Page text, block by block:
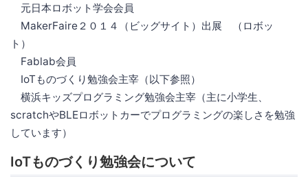
元日本ロボット学会会員
MakerFaire２０１４（ビッグサイト）出展 （ロボッ
ト）
Fablab会員
IoTものづくり勉強会主宰（以下参照）
横浜キッズプログラミング勉強会主宰（主に小学生、
scratchやBLEロボットカーでプログラミングの楽しさを勉強
しています）
IoTものづくり勉強会について